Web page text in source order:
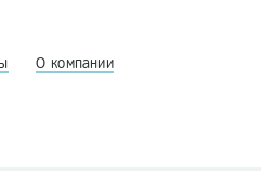
О компании